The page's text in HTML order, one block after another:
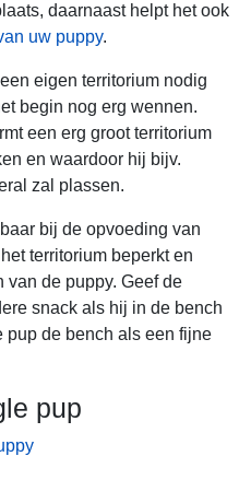
daarnaast helpt het ook
uw puppy.
eigen territorium nodig
begin nog erg wennen.
een erg groot territorium
en waardoor hij bijv.
zal plassen.
bij de opvoeding van
territorium beperkt en
van de puppy. Geef de
snack als hij in de bench
pup de bench als een fijne
pup